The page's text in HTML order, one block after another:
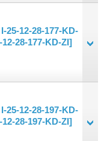
25-12-28-177-KD-
12-28-177-KD-ZI]
25-12-28-197-KD-
12-28-197-KD-ZI]